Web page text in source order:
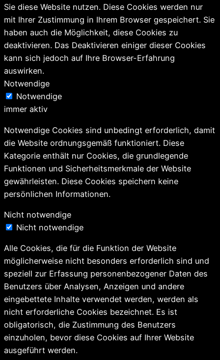
Sie diese Website nutzen. Diese Cookies werden nur
mit Ihrer Zustimmung in Ihrem Browser gespeichert. Sie
haben auch die Möglichkeit, diese Cookies zu
deaktivieren. Das Deaktivieren einiger dieser Cookies
kann sich jedoch auf Ihre Browser-Erfahrung
auswirken.
Notwendige
Notwendige
immer aktiv
Notwendige Cookies sind unbedingt erforderlich, damit
die Website ordnungsgemäß funktioniert. Diese
Kategorie enthält nur Cookies, die grundlegende
Funktionen und Sicherheitsmerkmale der Website
gewährleisten. Diese Cookies speichern keine
persönlichen Informationen.
Nicht notwendige
Nicht notwendige
Alle Cookies, die für die Funktion der Website
möglicherweise nicht besonders erforderlich sind und
speziell zur Erfassung personenbezogener Daten des
Benutzers über Analysen, Anzeigen und andere
eingebettete Inhalte verwendet werden, werden als
nicht erforderliche Cookies bezeichnet. Es ist
obligatorisch, die Zustimmung des Benutzers
einzuholen, bevor diese Cookies auf Ihrer Website
ausgeführt werden.